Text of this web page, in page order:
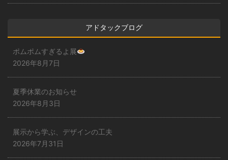
アドタックブログ
ポムポムすぎるよ展
2026年8月7日
夏季休業のお知らせ
2026年8月3日
展示から学ぶ、デザインの工夫
2026年7月31日